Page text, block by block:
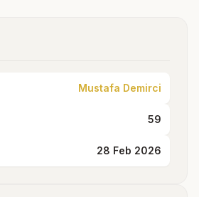
Mustafa Demirci
59
28 Feb 2026